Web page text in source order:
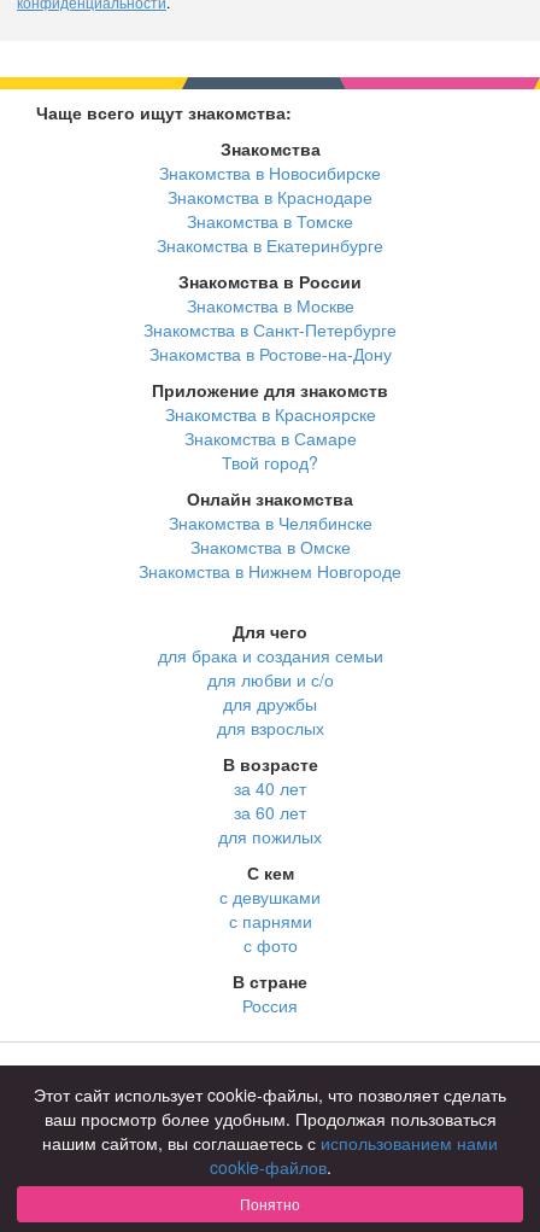
Чаще всего ищут знакомства:
Знакомства
Знакомства в Новосибирске
Знакомства в Краснодаре
Знакомства в Томске
Знакомства в Екатеринбурге
Знакомства в России
Знакомства в Москве
Знакомства в Санкт-Петербурге
Знакомства в Ростове-на-Дону
Приложение для знакомств
Знакомства в Красноярске
Знакомства в Самаре
Твой город?
Онлайн знакомства
Знакомства в Челябинске
Знакомства в Омске
Знакомства в Нижнем Новгороде
Для чего
для брака и создания семьи
для любви и с/о
для дружбы
для взрослых
В возрасте
за 40 лет
за 60 лет
для пожилых
С кем
с девушками
с парнями
с фото
В стране
Россия
Знакомства для взрослых
Онлайн знакомства
Правила
Как оплатить
Техническая поддержка
Этот сайт использует cookie-файлы, что позволяет сделать
ваш просмотр более удобным. Продолжая пользоваться
нашим сайтом, вы соглашаетесь с использованием нами
cookie-файлов.
Понятно